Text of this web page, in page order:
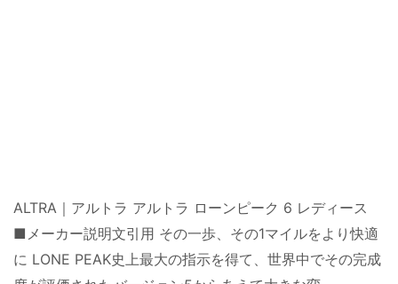
ALTRA｜アルトラ アルトラ ローンピーク 6 レディース
■メーカー説明文引用 その一歩、その1マイルをより快適
に LONE PEAK史上最大の指示を得て、世界中でその完成